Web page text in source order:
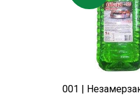
001 |